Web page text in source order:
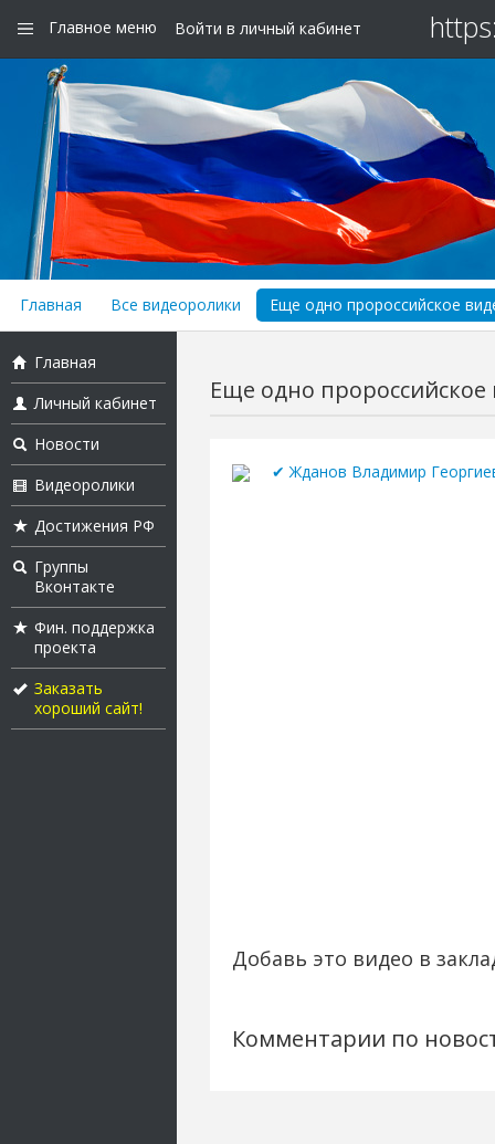
Главное меню Войти в личный кабинет
Главная Все видеоролики Еще одно пророссийское
Главная
Личный кабинет
Новости
Видеоролики
Достижения РФ
Группы
Вконтакте
Фин. поддержка
проекта
Заказать
хороший сайт!
Еще одно пророссийское
✔ Жданов Владимир
Добавь это видео в
Комментарии по